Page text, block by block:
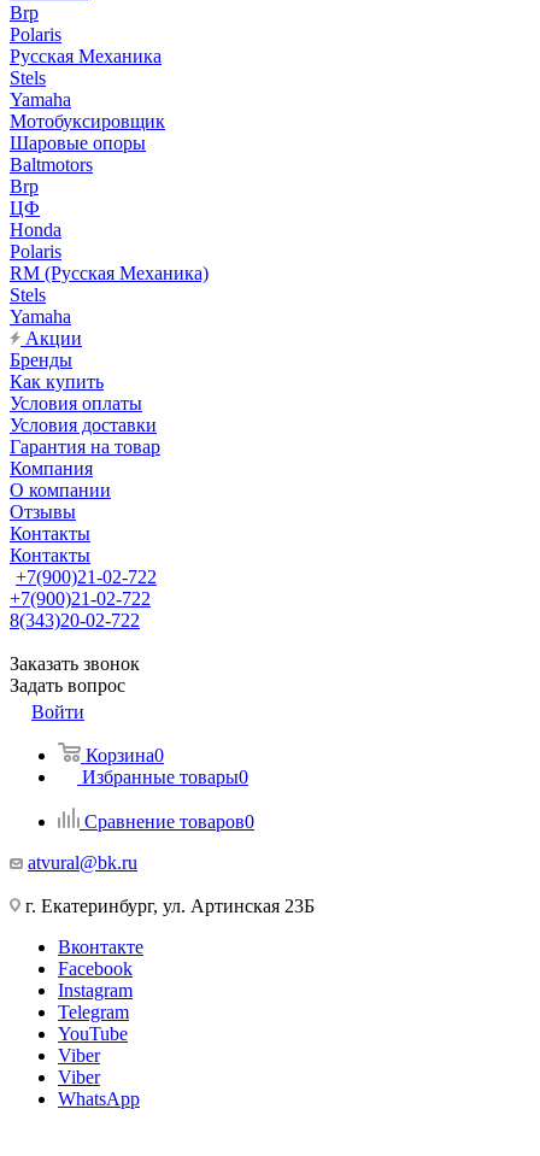
Brp
Polaris
Русская Механика
Stels
Yamaha
Мотобуксировщик
Шаровые опоры
Baltmotors
Brp
ЦФ
Honda
Polaris
RM (Русская Механика)
Stels
Yamaha
Акции
Бренды
Как купить
Условия оплаты
Условия доставки
Гарантия на товар
Компания
О компании
Отзывы
Контакты
Контакты
+7(900)21-02-722
+7(900)21-02-722
8(343)20-02-722
Заказать звонок
Задать вопрос
Войти
Корзина0
Избранные товары0
Сравнение товаров0
atvural@bk.ru
г. Екатеринбург, ул. Артинская 23Б
Вконтакте
Facebook
Instagram
Telegram
YouTube
Viber
Viber
WhatsApp